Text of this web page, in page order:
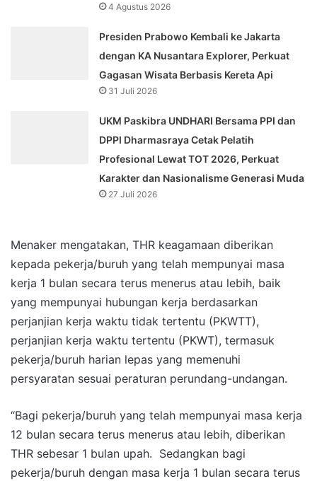
4 Agustus 2026
Presiden Prabowo Kembali ke Jakarta
dengan KA Nusantara Explorer, Perkuat
Gagasan Wisata Berbasis Kereta Api
31 Juli 2026
UKM Paskibra UNDHARI Bersama PPI dan
DPPI Dharmasraya Cetak Pelatih
Profesional Lewat TOT 2026, Perkuat
Karakter dan Nasionalisme Generasi Muda
27 Juli 2026
Menaker mengatakan, THR keagamaan diberikan
kepada pekerja/buruh yang telah mempunyai masa
kerja 1 bulan secara terus menerus atau lebih, baik
yang mempunyai hubungan kerja berdasarkan
perjanjian kerja waktu tidak tertentu (PKWTT),
perjanjian kerja waktu tertentu (PKWT), termasuk
pekerja/buruh harian lepas yang memenuhi
persyaratan sesuai peraturan perundang-undangan.
“Bagi pekerja/buruh yang telah mempunyai masa kerja
12 bulan secara terus menerus atau lebih, diberikan
THR sebesar 1 bulan upah. Sedangkan bagi
pekerja/buruh dengan masa kerja 1 bulan secara terus